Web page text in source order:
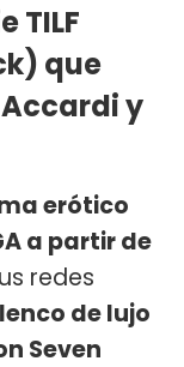
TILF
que
y
erótico
a partir de
redes
de lujo
Seven